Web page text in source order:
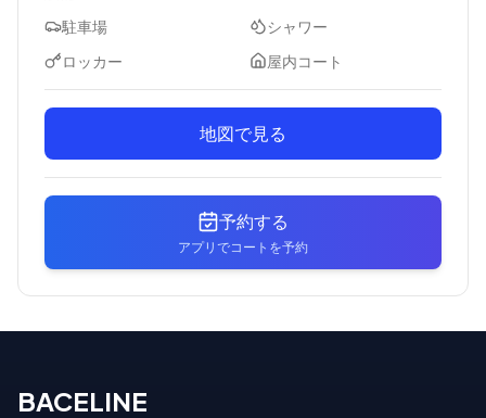
駐車場
シャワー
ロッカー
屋内コート
地図で見る
予約する
アプリでコートを予約
BACELINE